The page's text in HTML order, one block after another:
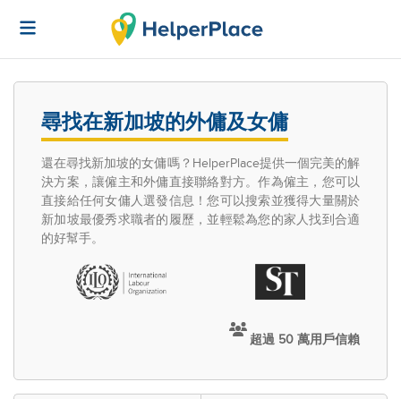
尋找在新加坡的外傭及女傭
還在尋找新加坡的女傭嗎？HelperPlace提供一個完美的解
決方案，讓僱主和外傭直接聯絡對方。作為僱主，您可以
直接給任何女傭人選發信息！您可以搜索並獲得大量關於
新加坡最優秀求職者的履歷，並輕鬆為您的家人找到合適
的好幫手。
超過 50 萬用戶信賴